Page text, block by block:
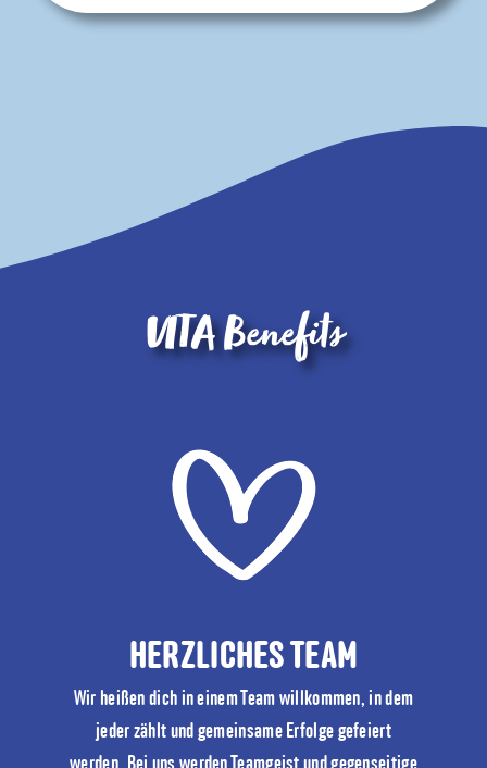
VITA Benefits
HERZLICHES TEAM
Wir heißen dich in einem Team willkommen, in dem
jeder zählt und gemeinsame Erfolge gefeiert